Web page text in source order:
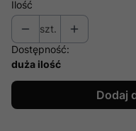
Ilość
szt.
Dostępność:
duża ilość
Dodaj